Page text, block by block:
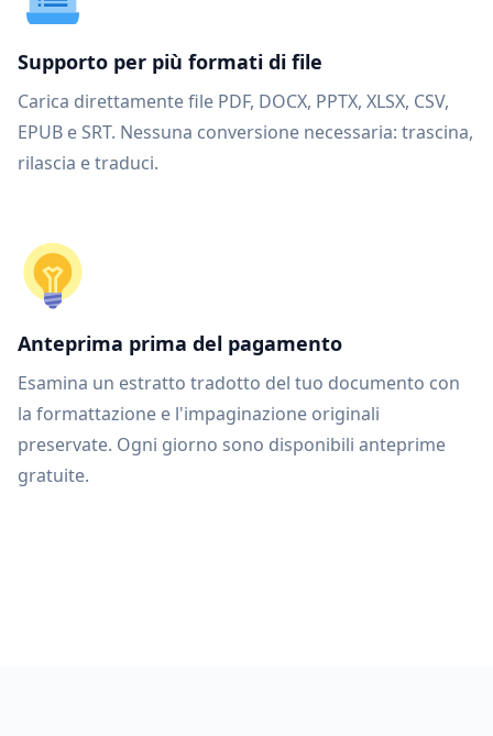
Supporto per più formati di file
Carica direttamente file PDF, DOCX, PPTX, XLSX, CSV,
EPUB e SRT. Nessuna conversione necessaria: trascina,
rilascia e traduci.
Anteprima prima del pagamento
Esamina un estratto tradotto del tuo documento con
la formattazione e l'impaginazione originali
preservate. Ogni giorno sono disponibili anteprime
gratuite.